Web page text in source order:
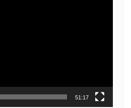
51:17